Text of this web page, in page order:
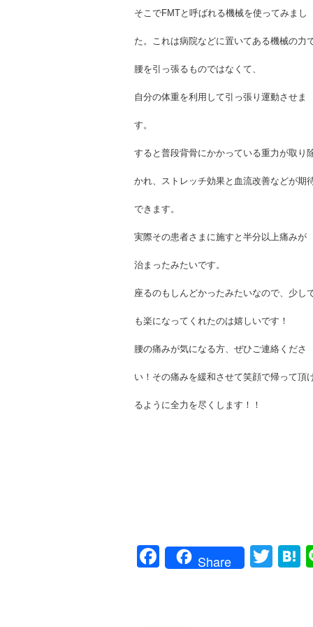
そこでFMTと呼ばれる機械を使ってみまし
た。これは病院などに置いてある機械の力
腰を引っ張るものではなくて、
自分の体重を利用して引っ張り運動させま
す。
すると普段背骨にかかっている重力が取り
かれ、ストレッチ効果と血流改善などが期
できます。
実際その患者さまに施すと半分以上痛みが
治まったみたいです。
座るのもしんどかったみたいなので、少し
も楽になってくれたのは嬉しいです！
腰の痛みが気になる方、ぜひご連絡くださ
い！その痛みを緩和させて笑顔で帰って頂
るように全力を尽くします！！
Facebook
Share